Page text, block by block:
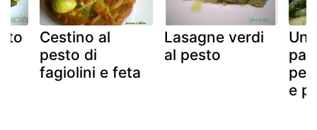
Cestino al
pesto di
fagiolini e feta
Lasagne verdi
al pesto
Un
e